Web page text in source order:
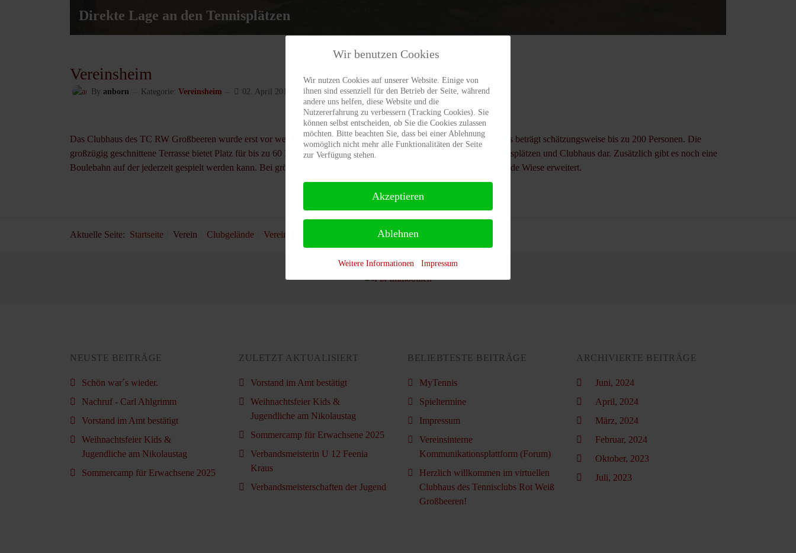
Direkte Lage an den Tennisplätzen
Vereinsheim
By anborn Kategorie: Vereinsheim 02. April 2015 Zugriffe: 4541
Das Clubhaus des TC RW Großbeeren wurde erst vor wenigen Jahren erbaut Die Kapazität des gesamten Clubhauses beträgt schätzungsweise bis zu 200 Personen. Die
großzügig geschnittene Terrasse bietet Platz für bis zu 60 Personen und stellt so die ideale Verbindung zwischen Tennisplätzen und Clubhaus dar. Zusätzlich gibt es noch eine
Boulebahn auf der jederzeit gespielt werden kann. Bei größeren Anlässen wird die Terasse durch die weite, angrenzende Wiese erweitert.
Aktuelle Seite: Startseite Verein Clubgelände Vereinsheim
NEUSTE BEITRÄGE
Schön war´s wieder.
Nachruf - Carl Ahlgrimm
Vorstand im Amt bestätigt
Weihnachtsfeier Kids &
Jugendliche am Nikolaustag
Sommercamp für Erwachsene 2025
ZULETZT AKTUALISIERT
Vorstand im Amt bestätigt
Weihnachtsfeier Kids &
Jugendliche am Nikolaustag
Sommercamp für Erwachsene 2025
Verbandsmeisterin U 12 Feenia
Kraus
Verbandsmeisterschaften der Jugend
BELIEBTESTE BEITRÄGE
MyTennis
Spieltermine
Impressum
Vereinsinterne
Kommunikationsplattform (Forum)
Herzlich willkommen im virtuellen
Clubhaus des Tennisclubs Rot Weiß
Großbeeren!
ARCHIVIERTE BEITRÄGE
Juni, 2024
April, 2024
März, 2024
Februar, 2024
Oktober, 2023
Juli, 2023
Wir benutzen Cookies
Wir nutzen Cookies auf unserer Website. Einige von
ihnen sind essenziell für den Betrieb der Seite, während
andere uns helfen, diese Website und die
Nutzererfahrung zu verbessern (Tracking Cookies). Sie
können selbst entscheiden, ob Sie die Cookies zulassen
möchten. Bitte beachten Sie, dass bei einer Ablehnung
womöglich nicht mehr alle Funktionalitäten der Seite
zur Verfügung stehen.
Akzeptieren
Ablehnen
Weitere Informationen Impressum